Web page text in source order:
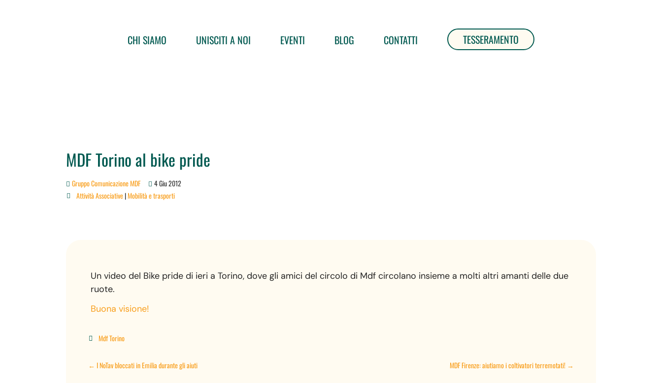
CHI SIAMO UNISCITI A NOI EVENTI BLOG CONTATTI TESSERAMENTO
MDF Torino al bike pride
Gruppo Comunicazione MDF 4 Giu 2012
 Attività Associative|Mobilità e trasporti
Un video del Bike pride di ieri a Torino, dove gli amici del circolo di Mdf circolano insieme a molti altri amanti delle due
ruote.
Buona visione!
 Mdf Torino
← I NoTav bloccati in Emilia durante gli aiuti MDF Firenze: aiutiamo i coltivatori terremotati!→